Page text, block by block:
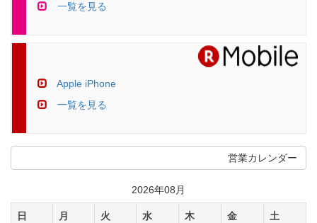
一覧を見る
Apple iPhone
一覧を見る
営業カレンダー
2026年08月
日 月 火 水 木 金 土